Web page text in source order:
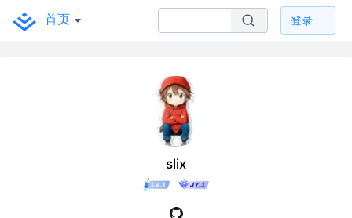
首页 登录
slix